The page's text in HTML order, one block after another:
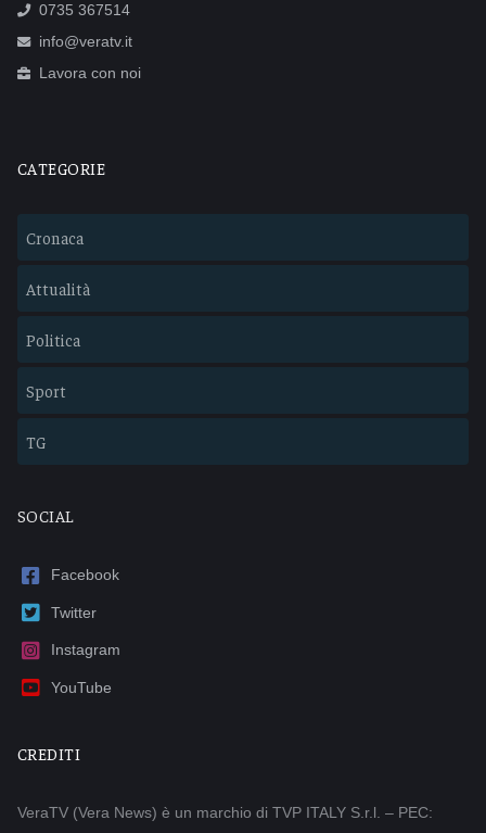
0735 367514
info@veratv.it
Lavora con noi
CATEGORIE
Cronaca
Attualità
Politica
Sport
TG
SOCIAL
Facebook
Twitter
Instagram
YouTube
CREDITI
VeraTV (Vera News) è un marchio di TVP ITALY S.r.l. – PEC: